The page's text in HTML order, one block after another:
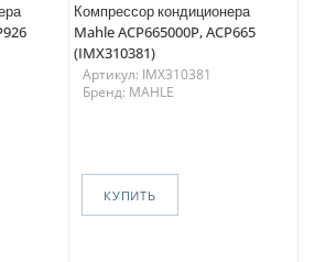
Компрессор кондиционера
Mahle ACP665000P, ACP665
(IMX310381)
Артикул: IMX310381
Бренд: MAHLE
КУПИТЬ